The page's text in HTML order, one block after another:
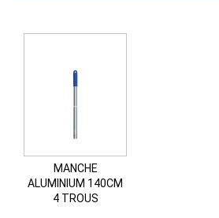
MANCHE
ALUMINIUM 140CM
4 TROUS